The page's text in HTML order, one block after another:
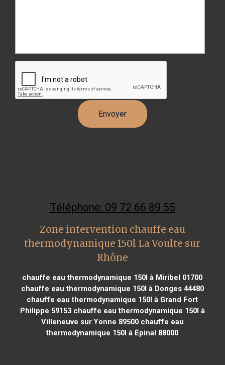
Téléphone: 09 72 66 89 55
Zone intervention chauffe eau
thermodynamique 150l La Voulte sur
Rhône
chauffe eau thermodynamique 150l à Miribel 01700
chauffe eau thermodynamique 150l à Donges 44480
chauffe eau thermodynamique 150l à Grand Fort
Philippe 59153chauffe eau thermodynamique 150l à
Villeneuve sur Yonne 89500chauffe eau
thermodynamique 150l à Épinal 88000